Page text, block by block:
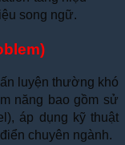
song ngữ.
luyện thường khó
năng bao gồm sử
áp dụng kỹ thuật
chuyên ngành.